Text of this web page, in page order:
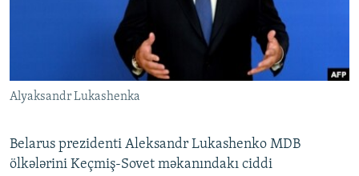
AZƏRBAYCAN ƏDƏBIYYATI KITABXANASI
İSLAM VƏ DEMOKRATIYA
İZ - MƏDƏNIYYƏT PROQRAMI
PEŞƏ ETIKASI VƏ JURNALISTIKA STANDARTLARIMIZ
MATERIALLARIMIZDAN ISTIFADƏ
AZADLIQRADIOSU MOBIL TELEFONUNUZDA
XƏBƏR BÜLLETENLƏRIMIZ
RFE/RL-in bütün saytları
Alyaksandr Lukashenka
Belarus prezidenti Aleksandr Lukashenko MDB
ölkələrini Keçmiş-Sovet məkanındakı ciddi